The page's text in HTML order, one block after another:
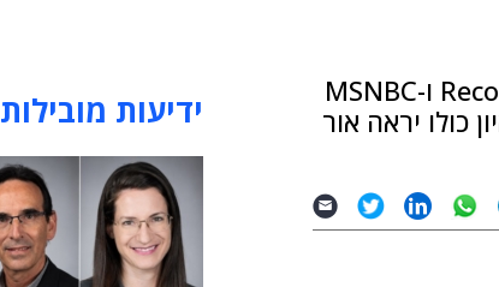
הדברים נאמרו במסגרת ראיון שהעניק מנכ"ל אפל, טים קוק, לעיתונאים מ-Recode ו-MSNBC
כולו יראה אור
ידיעות מובילות